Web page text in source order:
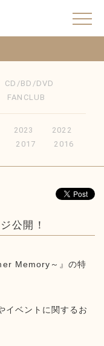
CD/BD/DVD
FANCLUB
2023
2022
2017 2016
公開！
Memory～』の特
イベントに関するお